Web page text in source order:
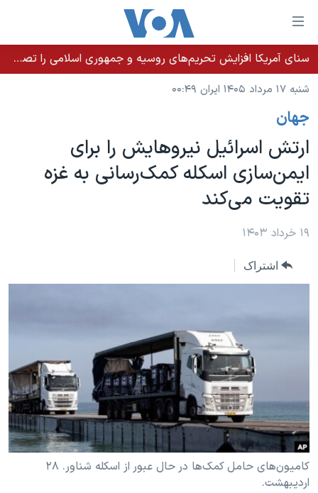
لینکهای
قابل
دسترسی
جهش
محتوای
اصلی
جهش
به
صفحه
جهش
خانه
نسخه سبک وب‌سایت
موضوع ها
ایران
آمریکا
جهان
ورزشی
فرهنگ و زندگی
حقوق شهروندی
علم و فناوری
اسرائیل در جنگ
آرشیو پخش زنده
برنامه های تلویزیونی
جدول برنامه ها
صفحه‌های ویژه
جام جهانی ۲۰۲۶
انتخابات ریاست جمهوری آمریکا ۲۰۲۴
حمله جمهوری اسلامی به اسرائیل
رمز مهسا
ورزش زنان در ایران
مجموعه مستندهای دادخواهی
فرکانس‌های صدای آمریکا
پخش رادیویی
زبانهای مختلف
سنای آمریکا افزایش تحریم‌های روسیه و جمهوری اسلامی را تصویب کرد؛ زلنسکی از این اقدام تشکر کرد
شنبه ۱۷ مرداد ۱۴۰۵ ایران ۰۰:۴۹
جهان
ارتش اسرائیل نیروهایش را برای
ایمن‌سازی اسکله کمک‌رسانی به غزه
تقویت می‌کند
۱۹ خرداد ۱۴۰۳
اشتراک
کامیون‌های حامل کمک‌ها در حال عبور از اسکله شناور. ۲۸
اردیبهشت.